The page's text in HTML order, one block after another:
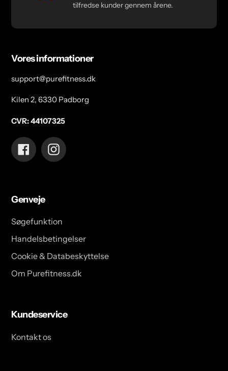
tilfredse kunder gennem årene.
Vores informationer
support@purefitness.dk
Kilen 2, 6330 Padborg
CVR: 44107325
FacebookInstagram
Genveje
Søgefunktion
Handelsbetingelser
Cookie & Databeskyttelse
Om Purefitness.dk
Kundeservice
Kontakt os